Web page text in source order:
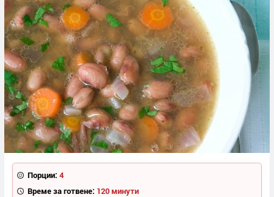
Порции: 4
Време за готвене: 120 минути